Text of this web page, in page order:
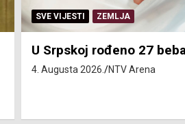
SERVISNE INFORMACIJE
Isključenja vode – utorak
avgust